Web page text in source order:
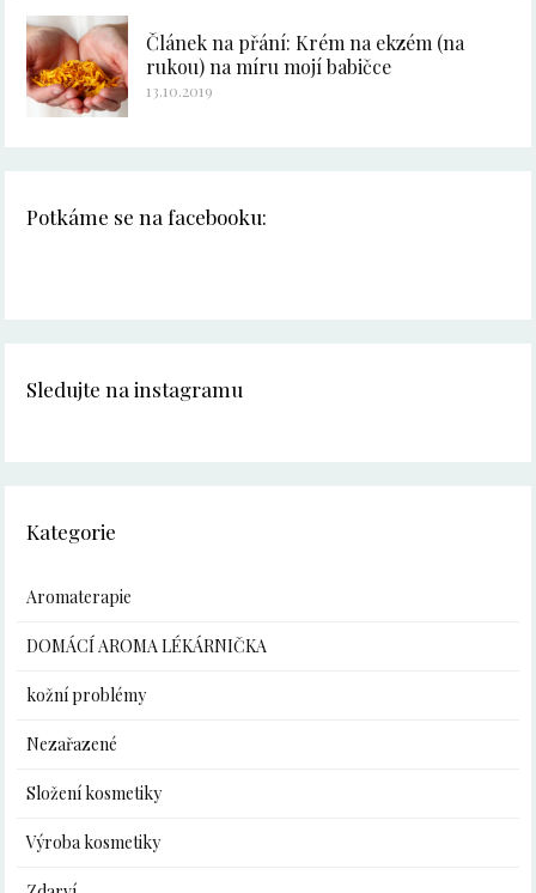
Článek na přání: Krém na ekzém (na
rukou) na míru mojí babičce
13.10.2019
Potkáme se na facebooku:
Sledujte na instagramu
Kategorie
Aromaterapie
DOMÁCÍ AROMA LÉKÁRNIČKA
kožní problémy
Nezařazené
Složení kosmetiky
Výroba kosmetiky